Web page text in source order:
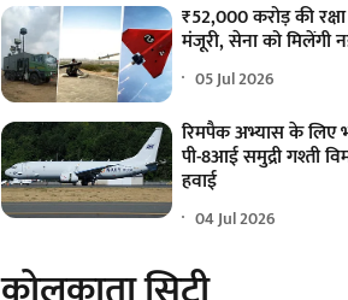
₹52,000 करोड़ की
मंजूरी, सेना को मिलेंगी
05 Jul 2026
रिमपैक अभ्यास के लिए
पी-8आई समुद्री गश्ती
हवाई
04 Jul 2026